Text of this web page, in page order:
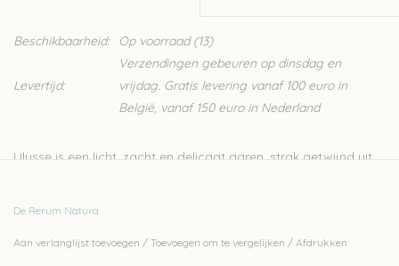
Beschikbaarheid: Op voorraad(13)
Levertijd:
Verzendingen gebeuren op dinsdag en
vrijdag. Gratis levering vanaf 100 euro in
België, vanaf 150 euro in Nederland
Ulysse is een licht, zacht en delicaat garen, strak getwijnd uit
De Rerum Natura
Aan verlanglijst toevoegen / Toevoegen om te vergelijken / Afdrukken